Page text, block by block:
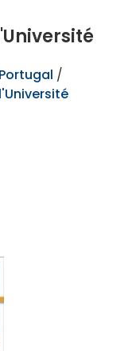
Portugal /